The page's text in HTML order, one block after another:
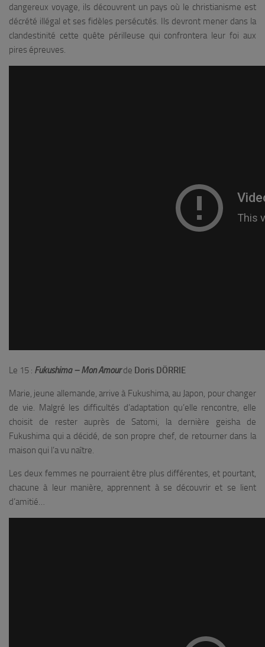
dangereux voyage, ils découvrent un pays où le christianisme est
décrété illégal et ses fidèles persécutés. Ils devront mener dans la
clandestinité cette quête périlleuse qui confrontera leur foi aux
pires épreuves.
Le 15 : Fukushima – Mon Amourde Doris DÖRRIE
Marie, jeune allemande, arrive à Fukushima, au Japon, pour changer
de vie. Malgré les difficultés d’adaptation qu’elle rencontre, elle
choisit de rester auprès de Satomi, la dernière geisha de
Fukushima qui a décidé, de son propre chef, de retourner dans la
maison qui l’a vu naître.
Les deux femmes ne pourraient être plus différentes, et pourtant,
chacune à leur manière, apprennent à se découvrir et se lient
d’amitié…